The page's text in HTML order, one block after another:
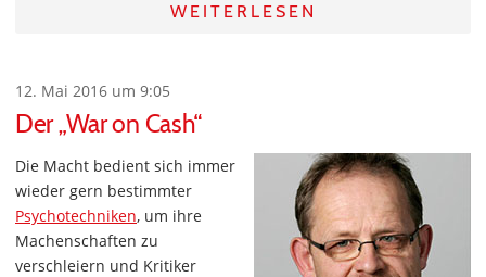
WEITERLESEN
12. Mai 2016 um 9:05
Der „War on Cash“
Die Macht bedient sich immer
wieder gern bestimmter
Psychotechniken, um ihre
Machenschaften zu
verschleiern und Kritiker